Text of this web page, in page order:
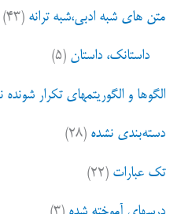
امتن های شبه ادبی،شبه ترانه (۴۳)
داستانک، داستان (۵)
الگوها و الگوریتمهای تکرار شونده
دسته‌بندی نشده (۲۸)
تک عبارات (۲۲)